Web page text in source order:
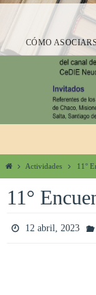
contenidoCÓMO
InicioActividades 11°
11°
12 abril, 2023